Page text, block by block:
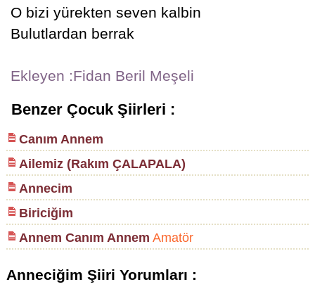
O bizi yürekten seven kalbin
Bulutlardan berrak
Ekleyen :Fidan Beril Meşeli
Benzer Çocuk Şiirleri :
Canım Annem
Ailemiz (Rakım ÇALAPALA)
Annecim
Biriciğim
Annem Canım Annem Amatör
Anneciğim Şiiri Yorumları :